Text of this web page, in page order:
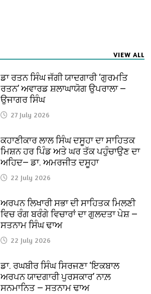
VIEW ALL
ਡਾ ਰਤਨ ਸਿੰਘ ਜੱਗੀ ਯਾਦਗਾਰੀ ‘ਗੁਰਮਤਿ
ਰਤਨ’ ਅਵਾਰਡ ਸ਼ਲਾਘਾਯੋਗ ਉਪਰਾਲਾ —
ਉਜਾਗਰ ਸਿੰਘ
27 July 2026
ਕਹਾਣੀਕਾਰ ਲਾਲ ਸਿੰਘ ਦਸੂਹਾ ਦਾ ਸਾਹਿਤਕ
ਮਿਸ਼ਨ ਹਰ ਪਿੰਡ ਅਤੇ ਘਰ ਤੱਕ ਪਹੁੰਚਾਉਣ ਦਾ
ਅਹਿਦ— ਡਾ. ਅਮਰਜੀਤ ਦਸੂਹਾ
22 July 2026
ਅਰਪਨ ਲਿਖਾਰੀ ਸਭਾ ਦੀ ਸਾਹਿਤਕ ਮਿਲਣੀ
ਵਿਚ ਰੰਗ ਬਰੰਗੇ ਵਿਚਾਰਾਂ ਦਾ ਗੁਲਦਤਾ ਪੇਸ਼ —
ਸਤਨਾਮ ਸਿੰਘ ਢਾਅ
22 July 2026
ਡਾ. ਰਘਬੀਰ ਸਿੰਘ ਸਿਰਜਣਾ ‘ਇਕਬਾਲ
ਅਰਪਨ ਯਾਦਗਾਰੀ ਪੁਰਸਕਾਰ’ ਨਾਲ਼
ਸਨਮਾਨਿਤ — ਸਤਨਾਮ ਢਾਅ